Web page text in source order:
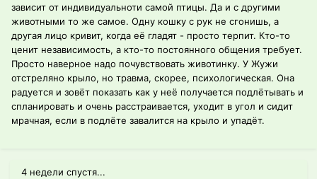
зависит от индивидуальноти самой птицы. Да и с другими
животными то же самое. Одну кошку с рук не сгонишь, а
другая лицо кривит, когда её гладят - просто терпит. Кто-то
ценит независимость, а кто-то постоянного общения требует.
Просто наверное надо почувствовать животинку. У Жужи
отстреляно крыло, но травма, скорее, психологическая. Она
радуется и зовёт показать как у неё получается подлётывать и
спланировать и очень расстраивается, уходит в угол и сидит
мрачная, если в подлёте завалится на крыло и упадёт.
4 недели спустя...